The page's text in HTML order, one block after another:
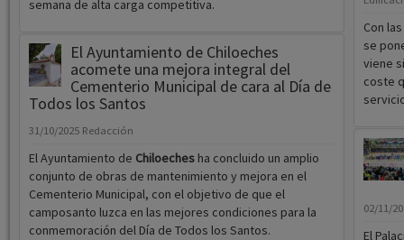
semana de alta carga competitiva.
El Ayuntamiento de Chiloeches
acomete una mejora integral del
Cementerio Municipal de cara al Día de
Todos los Santos
31/10/2025 Redacción
El Ayuntamiento de Chiloeches ha concluido un amplio
conjunto de obras de mantenimiento y mejora en el
Cementerio Municipal, con el objetivo de que el
camposanto luzca en las mejores condiciones para la
conmemoración del Día de Todos los Santos.
Con
se
viene
coste
02/11/
El